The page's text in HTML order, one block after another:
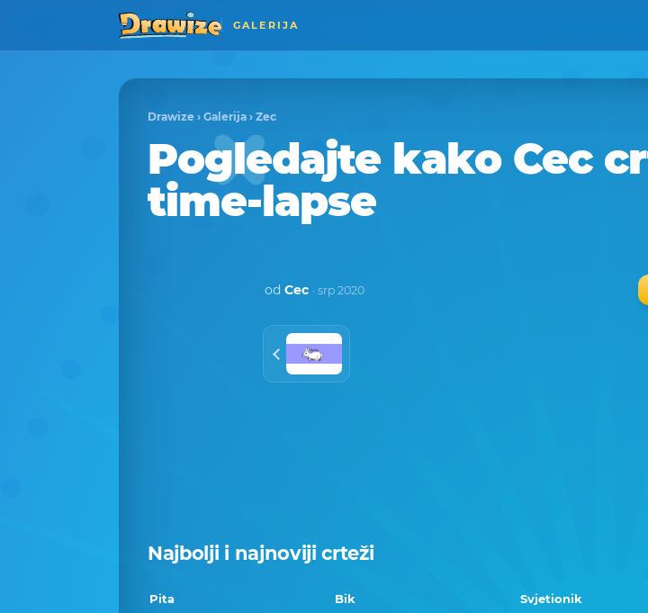
GALERIJA
Drawize › Galerija › Zec
Pogledajte kako Cec
time-lapse
od Cec · srp 2020
Najbolji i najnoviji crteži
Pita Bik Svjetionik